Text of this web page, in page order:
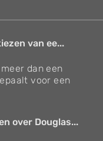
van ee...
dan een
voor een
over Douglas...